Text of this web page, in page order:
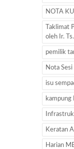
NOTA
Taklimat
oleh Ir.
pemilik
Nota
isu
kampung
Keratan
Harian